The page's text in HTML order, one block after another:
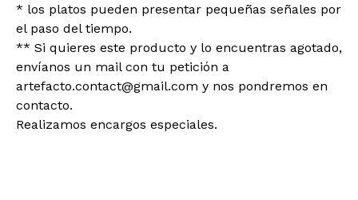
* los platos pueden presentar pequeñas señales por
el paso del tiempo.
** Si quieres este producto y lo encuentras agotado,
envíanos un mail con tu petición a
artefacto.contact@gmail.com y nos pondremos en
contacto.
Realizamos encargos especiales.